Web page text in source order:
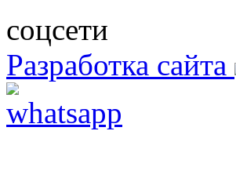
соцсети
Разработка сайта